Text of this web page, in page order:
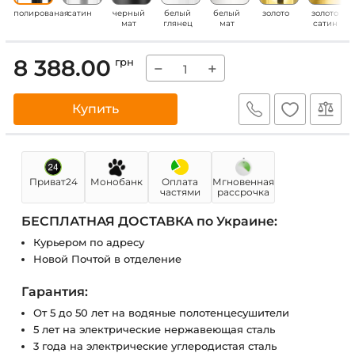
полированаясатин
черный
мат
белый
глянец
белый
мат
золото
золото
сатин
8 388.00 грн − +
Купить
Приват24 Монобанк
Оплата
частями
Мгновенная
рассрочка
БЕСПЛАТНАЯ ДОСТАВКА по Украине:
Курьером по адресу
Новой Почтой в отделение
Гарантия:
От 5 до 50 лет на водяные полотенцесушители
5 лет на электрические нержавеющая сталь
3 года на электрические углеродистая сталь